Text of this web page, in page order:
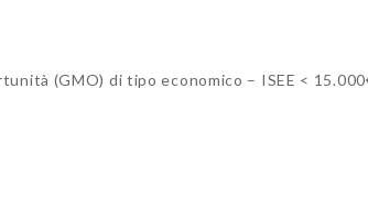
(GMO) di tipo economico – ISEE <